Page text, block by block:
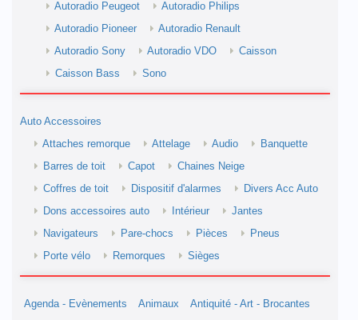
Autoradio Peugeot
Autoradio Philips
Autoradio Pioneer
Autoradio Renault
Autoradio Sony
Autoradio VDO
Caisson
Caisson Bass
Sono
Auto Accessoires
Attaches remorque
Attelage Audio
Banquette
Barres de toit
Capot
Chaines Neige
Coffres de toit
Dispositif d'alarmes
Divers Acc Auto
Dons accessoires auto
Intérieur
Jantes
Navigateurs
Pare-chocs Pièces
Pneus
Porte vélo
Remorques Sièges
Agenda - Evènements Animaux
Antiquité - Art - Brocantes